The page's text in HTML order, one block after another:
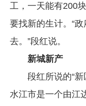
工，一天能有200
要找新的生计。“
去。”段红说。
新城新产
段红所说的“新
水江市是一个由江